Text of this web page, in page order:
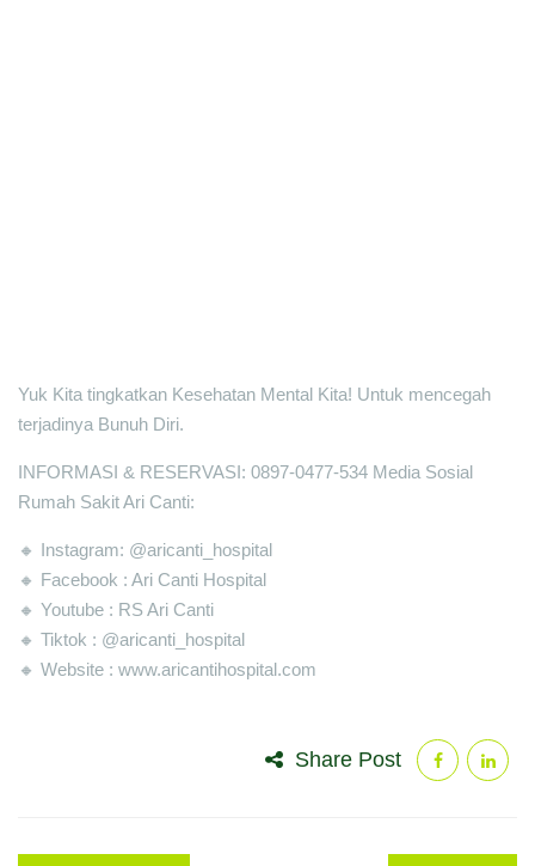
Yuk Kita tingkatkan Kesehatan Mental Kita! Untuk mencegah
terjadinya Bunuh Diri.
INFORMASI & RESERVASI: 0897-0477-534 Media Sosial
Rumah Sakit Ari Canti:
🔸 Instagram: @aricanti_hospital
🔸 Facebook : Ari Canti Hospital
🔸 Youtube : RS Ari Canti
🔸 Tiktok : @aricanti_hospital
🔸 Website : www.aricantihospital.com
Share Post